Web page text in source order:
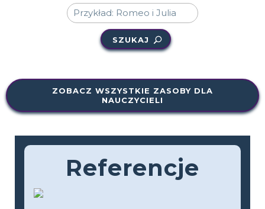
SZUKAJ
ZOBACZ WSZYSTKIE ZASOBY DLA
NAUCZYCIELI
Referencje